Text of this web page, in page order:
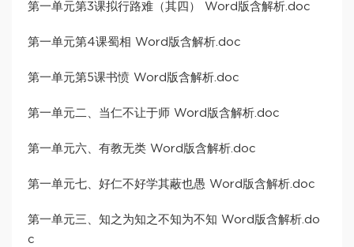
第一单元第3课拟行路难（其四） Word版含解析.doc
第一单元第4课蜀相 Word版含解析.doc
第一单元第5课书愤 Word版含解析.doc
第一单元二、当仁不让于师 Word版含解析.doc
第一单元六、有教无类 Word版含解析.doc
第一单元七、好仁不好学其蔽也愚 Word版含解析.doc
第一单元三、知之为知之不知为不知 Word版含解析.do
c